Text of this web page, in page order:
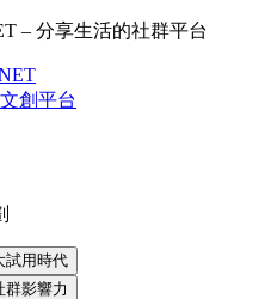
– 分享生活的社群平台
創平台
試用時代
群影響力